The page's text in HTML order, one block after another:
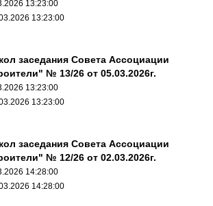
13:23:00
13:23:00
заседания Совета Ассоциации
№ 13/26 от 05.03.2026г.
13:23:00
13:23:00
заседания Совета Ассоциации
№ 12/26 от 02.03.2026г.
14:28:00
14:28:00